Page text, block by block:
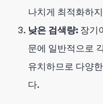
나치게 최적화하
낮은 검색량: 장기
문에 일반적으로
유치하므로 다양
다.